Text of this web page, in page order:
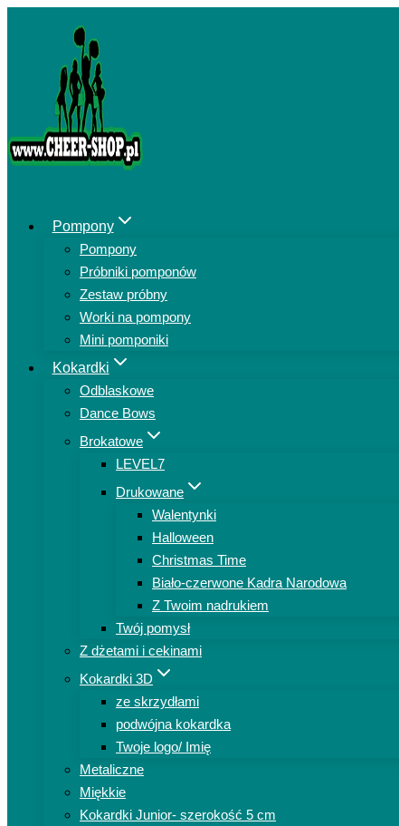
Pompony
Pompony
Próbniki pomponów
Zestaw próbny
Worki na pompony
Mini pomponiki
Kokardki
Odblaskowe
Dance Bows
Brokatowe
LEVEL7
Drukowane
Walentynki
Halloween
Christmas Time
Biało-czerwone Kadra Narodowa
Z Twoim nadrukiem
Twój pomysł
Z dżetami i cekinami
Kokardki 3D
ze skrzydłami
podwójna kokardka
Twoje logo/ Imię
Metaliczne
Miękkie
Kokardki Junior- szerokość 5 cm